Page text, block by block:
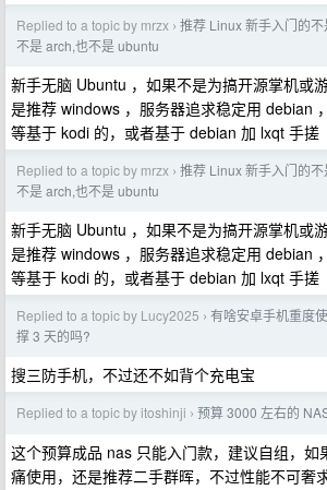
Replied to a topic by mrzx › 推荐 Linux 新手入门的
不是 arch,也不是 ubuntu
新手无脑 Ubuntu ，如果不是为搞开源掌机或
是推荐 windows ，服务器追求稳定用 debian
等基于 kodi 的，或者基于 debian 加 lxqt 手搓
Replied to a topic by mrzx › 推荐 Linux 新手入门的
不是 arch,也不是 ubuntu
新手无脑 Ubuntu ，如果不是为搞开源掌机或
是推荐 windows ，服务器追求稳定用 debian
等基于 kodi 的，或者基于 debian 加 lxqt 手搓
Replied to a topic by Lucy2025 › 有啥安卓手机重度
撑 3 天的吗?
搜三防手机，不过还不如背个充电宝
Replied to a topic by itoshinji › 预算 3000 左右的
这个预算成品 nas 只能入门款，建议自组，如
痛使用，还是推荐二手群晖，不过性能不可奢